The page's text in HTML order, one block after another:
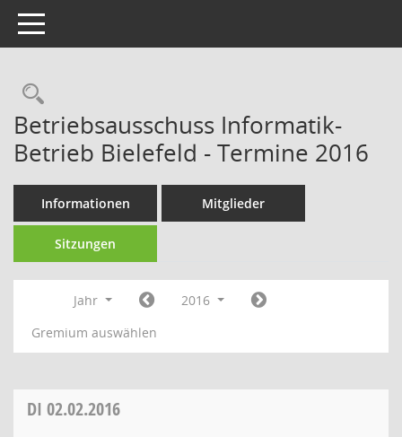
Toggle navigation
Rechercheauswahl
Betriebsausschuss Informatik-
Betrieb Bielefeld - Termine 2016
Informationen Mitglieder
Sitzungen
Jahr
2016
Gremium auswählen
DI 02.02.2016